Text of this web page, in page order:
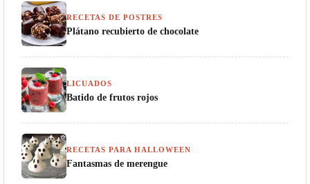
RECETAS DE POSTRES
Plátano recubierto de chocolate
LICUADOS
Batido de frutos rojos
RECETAS PARA HALLOWEEN
Fantasmas de merengue